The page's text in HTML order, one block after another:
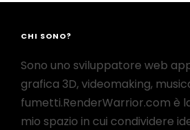
CHI SONO?
Sono uno sviluppatore web
grafica 3D, videomaking,
fumetti.RenderWarrior.com è
mio spazio in cui condividere